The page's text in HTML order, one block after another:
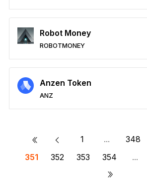
전송/수령
매수
스왑
스테이킹
타사 지갑과 호환 가능 안전한 wBTCZ
Robot Money
ROBOTMONEY
전송/수령
매수
스왑
스테이킹
타사 지갑과 호환 가능안전한 ROBOTMONEY
Anzen Token
ANZ
전송/수령
매수
스왑
스테이킹
타사 지갑과 호환 가능 안전한 ANZ
« 1 ... 348
351
352 353 354 ...
»